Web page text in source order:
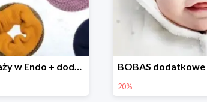
Finał wyprzedaży w Endo + dodatkowe 2% rabatu
20%